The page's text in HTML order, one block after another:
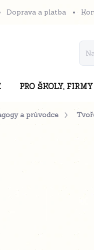
Doprava a platba
PRO ŠKOLY,
a průvodce